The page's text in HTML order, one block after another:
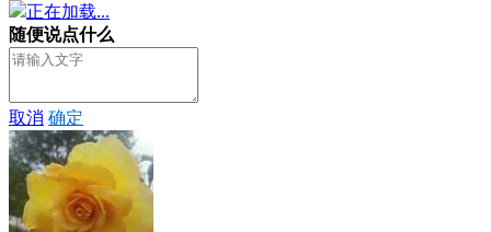
正在加载...
随便说点什么
取消 确定